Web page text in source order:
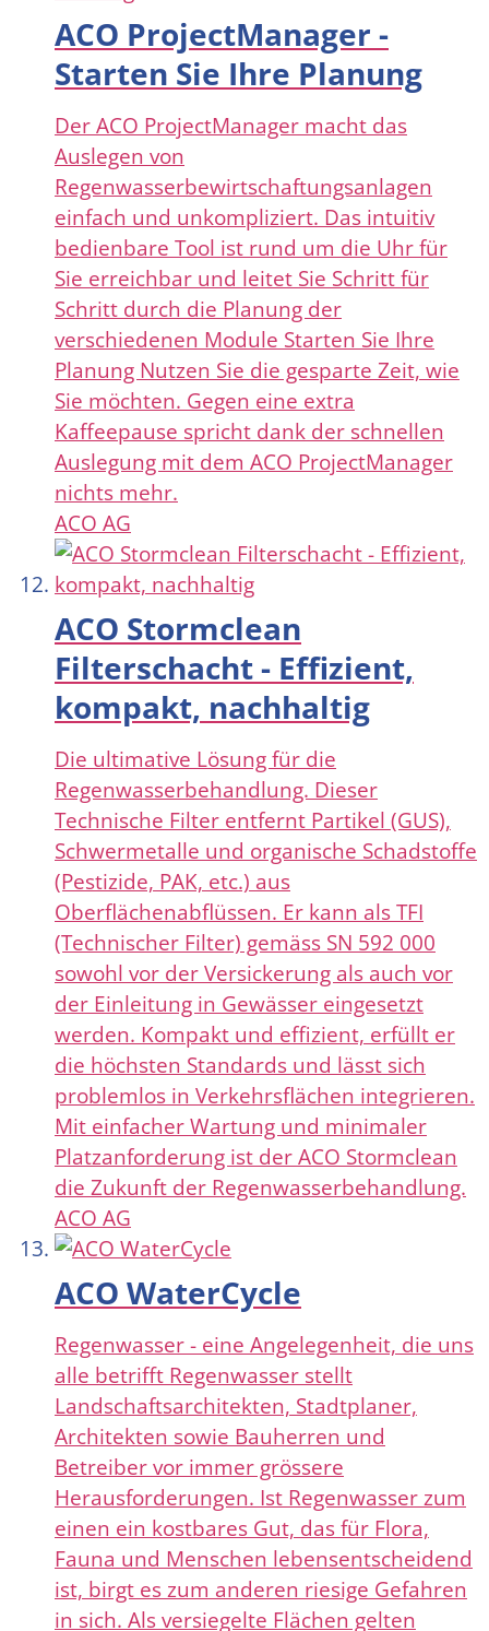
ACO ProjectManager -
Starten Sie Ihre Planung
Der ACO ProjectManager macht das
Auslegen von
Regenwasserbewirtschaftungsanlagen
einfach und unkompliziert. Das intuitiv
bedienbare Tool ist rund um die Uhr für
Sie erreichbar und leitet Sie Schritt für
Schritt durch die Planung der
verschiedenen Module Starten Sie Ihre
Planung Nutzen Sie die gesparte Zeit, wie
Sie möchten. Gegen eine extra
Kaffeepause spricht dank der schnellen
Auslegung mit dem ACO ProjectManager
nichts mehr.
ACO AG
ACO Stormclean
Filterschacht - Effizient,
kompakt, nachhaltig
Die ultimative Lösung für die
Regenwasserbehandlung. Dieser
Technische Filter entfernt Partikel (GUS),
Schwermetalle und organische Schadstoffe
(Pestizide, PAK, etc.) aus
Oberflächenabflüssen. Er kann als TFI
(Technischer Filter) gemäss SN 592 000
sowohl vor der Versickerung als auch vor
der Einleitung in Gewässer eingesetzt
werden. Kompakt und effizient, erfüllt er
die höchsten Standards und lässt sich
problemlos in Verkehrsflächen integrieren.
Mit einfacher Wartung und minimaler
Platzanforderung ist der ACO Stormclean
die Zukunft der Regenwasserbehandlung.
ACO AG
ACO WaterCycle
Regenwasser - eine Angelegenheit, die uns
alle betrifft Regenwasser stellt
Landschaftsarchitekten, Stadtplaner,
Architekten sowie Bauherren und
Betreiber vor immer grössere
Herausforderungen. Ist Regenwasser zum
einen ein kostbares Gut, das für Flora,
Fauna und Menschen lebensentscheidend
ist, birgt es zum anderen riesige Gefahren
in sich. Als versiegelte Flächen gelten